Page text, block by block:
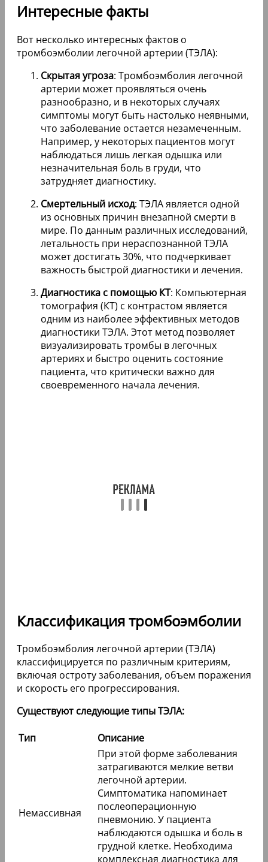
Интересные факты
Вот несколько интересных фактов о
тромбоэмболии легочной артерии (ТЭЛА):
Скрытая угроза: Тромбоэмболия легочной
артерии может проявляться очень
разнообразно, и в некоторых случаях
симптомы могут быть настолько неявными,
что заболевание остается незамеченным.
Например, у некоторых пациентов могут
наблюдаться лишь легкая одышка или
незначительная боль в груди, что
затрудняет диагностику.
Смертельный исход: ТЭЛА является одной
из основных причин внезапной смерти в
мире. По данным различных исследований,
летальность при нераспознанной ТЭЛА
может достигать 30%, что подчеркивает
важность быстрой диагностики и лечения.
Диагностика с помощью КТ: Компьютерная
томография (КТ) с контрастом является
одним из наиболее эффективных методов
диагностики ТЭЛА. Этот метод позволяет
визуализировать тромбы в легочных
артериях и быстро оценить состояние
пациента, что критически важно для
своевременного начала лечения.
Классификация тромбоэмболии
Тромбоэмболия легочной артерии (ТЭЛА)
классифицируется по различным критериям,
включая остроту заболевания, объем поражения
и скорость его прогрессирования.
Существуют следующие типы ТЭЛА:
Тип Описание
Немассивная
При этой форме заболевания
затрагиваются мелкие ветви
легочной артерии.
Симптоматика напоминает
послеоперационную
пневмонию. У пациента
наблюдаются одышка и боль в
грудной клетке. Необходима
комплексная диагностика для